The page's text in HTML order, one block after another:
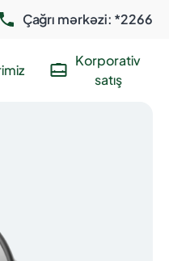
Çağrı mərkəzi: *2266
Korporativ
satış